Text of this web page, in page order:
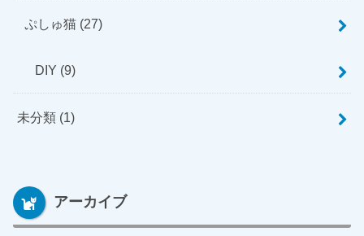
ぷしゅ猫 (27)
DIY (9)
未分類 (1)
アーカイブ